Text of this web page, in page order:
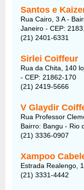
Santos e
Rua Cairo, 3 A -
Janeiro - CEP:
(21) 2401-6331
Sirlei Coiffeur
Rua da Chita, 140
- CEP: 21862-170
(21) 2419-5666
V Glaydir
Rua Professor
Bairro: Bangu - Rio
(21) 3336-0907
Xampoo
Estrada Realengo,
(21) 3331-4442